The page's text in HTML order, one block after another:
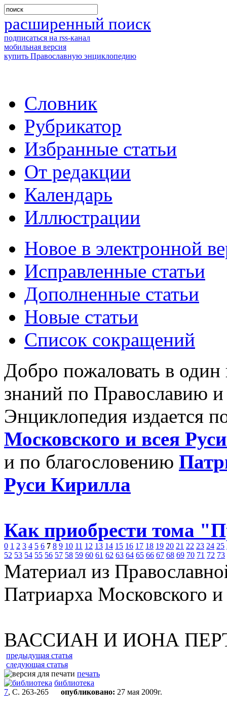
расширенный поиск
подписаться на rss-канал
мобильная версия
купить Православную энциклопедию
Словник
Рубрикатор
Избранные статьи
От редакции
Календарь
Иллюстрации
Новое в электронной
Исправленные статьи
Дополненные статьи
Новые статьи
Список сокращений
Добро пожаловать в
знаний по Православию
Энциклопедия издается
Московского и всея
и по благословению
Руси Кирилла
Как приобрести тома
0 1 2 3 4 5 6 7 8 9 10 11 12 13 14 15 16 17 18 19 20 21 22 23 24 25
52 53 54 55 56 57 58 59 60 61 62 63 64 65 66 67 68 69 70 71 72 73
Материал из
Патриарха Московского
ВАССИАН И ИОНА
предыдущая статья
следующая статья
печать
библиотека
7, С. 263-265 опубликовано: 27 мая 2009г.